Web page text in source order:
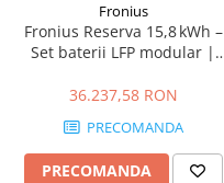
Fronius
Fronius Reserva 15,8 kWh –
Set baterii LFP modular |
36.237,58 RON
PRECOMANDA
PRECOMANDA